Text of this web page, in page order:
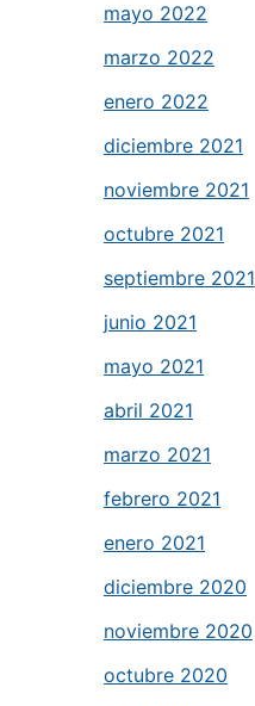
mayo 2022
marzo 2022
enero 2022
diciembre 2021
noviembre 2021
octubre 2021
septiembre 2021
junio 2021
mayo 2021
abril 2021
marzo 2021
febrero 2021
enero 2021
diciembre 2020
noviembre 2020
octubre 2020